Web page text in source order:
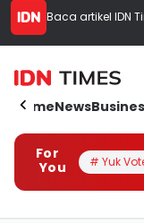
Baca artikel IDN
HomeNews
For
You
# Yuk